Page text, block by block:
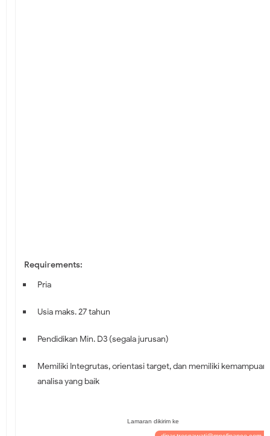
Requirements:
Pria
Usia maks. 27 tahun
Pendidikan Min. D3 (segala jurusan)
Memiliki Integrutas, orientasi target, dan memiliki kemampuan
analisa yang baik
Lamaran dikirim ke